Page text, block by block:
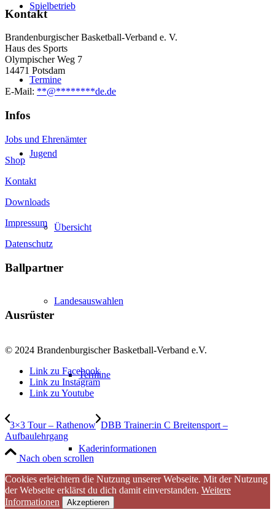
Spielbetrieb
Termine
Jugend
Übersicht
Landesauswahlen
Termine
Kaderinformationen
Kontakt
Brandenburgischer Basketball-Verband e. V.
Haus des Sports
Olympischer Weg 7
14471 Potsdam
E-Mail: **@********de.de
Infos
Jobs und Ehrenämter
Shop
Kontakt
Downloads
Impressum
Datenschutz
Ballpartner
Ausrüster
© 2024 Brandenburgischer Basketball-Verband e.V.
Link zu Facebook
Link zu Instagram
Link zu Youtube
3×3 Tour – Rathenow DBB Trainer:in C Breitensport –
Aufbaulehrgang
Nach oben scrollen
Cookies erleichtern die Nutzung unserer Webseite. Mit der Nutzung
der Webseite erklärst du dich damit einverstanden. Weitere
Informationen
Akzeptieren